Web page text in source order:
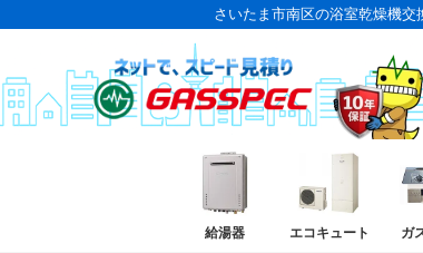
さいたま市南区の浴室乾燥機交
給湯器 エコキュート ガ